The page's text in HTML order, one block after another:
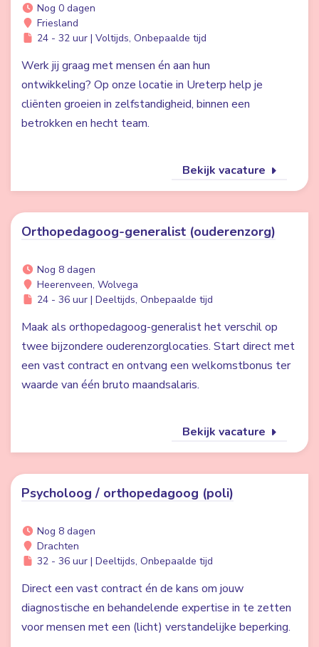
Nog 0 dagen
Friesland
24 - 32 uur | Voltijds, Onbepaalde tijd
Werk jij graag met mensen én aan hun
ontwikkeling? Op onze locatie in Ureterp help je
cliënten groeien in zelfstandigheid, binnen een
betrokken en hecht team.
Bekijk vacature
Orthopedagoog-generalist (ouderenzorg)
Nog 8 dagen
Heerenveen, Wolvega
24 - 36 uur | Deeltijds, Onbepaalde tijd
Maak als orthopedagoog-generalist het verschil op
twee bijzondere ouderenzorglocaties. Start direct met
een vast contract en ontvang een welkomstbonus ter
waarde van één bruto maandsalaris.
Bekijk vacature
Psycholoog / orthopedagoog (poli)
Nog 8 dagen
Drachten
32 - 36 uur | Deeltijds, Onbepaalde tijd
Direct een vast contract én de kans om jouw
diagnostische en behandelende expertise in te zetten
voor mensen met een (licht) verstandelijke beperking.